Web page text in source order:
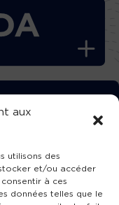
aux
utilisons des
et/ou accéder
à ces
données telles que le
!